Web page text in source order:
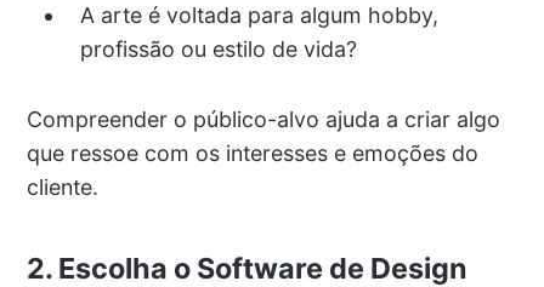
A arte é voltada para algum hobby,
profissão ou estilo de vida?
Compreender o público-alvo ajuda a criar algo
que ressoe com os interesses e emoções do
cliente.
2. Escolha o Software de Design